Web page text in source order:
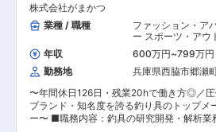
テム、当社内の用語について学びます。そ
OJTにより業務を一つずつ覚えます。 ■働く環境
について： 豊富な福利厚生制度…食堂利用
独身寮・社宅制度、産休・育休制度（利用
数あり、男性の実績もあり）、フィットネ
ブ、リフレッシュ休暇、看護・介護休暇、
職前事前研修等、福利厚生・職場環境整備
しています。 ■当社の魅力： 同社は世界44ヶ国
に拠点を有し、世界中の完成車メーカーを
カーを含む民間企業を始め、大学、公的研
等多岐に渡ります。 ※状況によって上記プ
クト以外にアサインとなることがございま
株式会社テクノプロの魅力： 当社は業界大
ノプロの化学・バイオ分野に特化した社内
ニーです。民間企業、大学、公的研究機関
し人材提案や受託研究を通して研究開発部
業務支援を展開しています。 （1）充実
修・サポート制度 1800以上の各種研修プロ
ムがあり、同社の研究員の方（元大学教員
ｈ〜
株式会社がまかつ
業種 / 職種
ファッション・ア
ー スポーツ・アウ
応用研究（金属・
属・鉄鋼）
年収 600万円~799万円
勤務地
兵庫県西脇市郷瀬
〜年間休日126日・残業20hで働き方◎／
ブランド・知名度を誇る釣り具のトップメ
ー〜 ■職務内容：釣具の研究開発・解析業務をお